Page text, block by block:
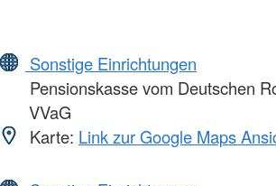
Sonstige Einrichtungen
Pensionskasse vom Deutschen
VVaG
Karte: Link zur Google Maps